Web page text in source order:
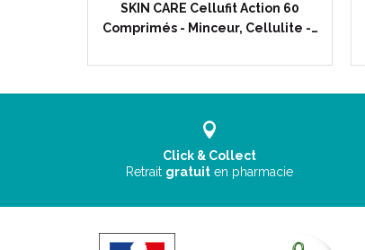
SKIN CARE Cellufit Action 60
Comprimés - Minceur, Cellulite -…
Click & Collect
Retrait gratuit en pharmacie